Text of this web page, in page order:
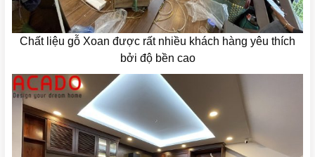
Chất liệu gỗ Xoan được rất nhiều khách hàng yêu thích
bởi độ bền cao